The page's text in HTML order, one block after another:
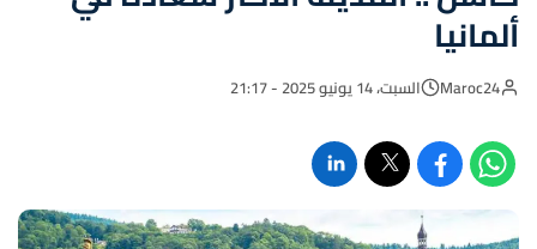
ألمانيا
Maroc24 السبت، 14 يونيو 2025 - 21:17